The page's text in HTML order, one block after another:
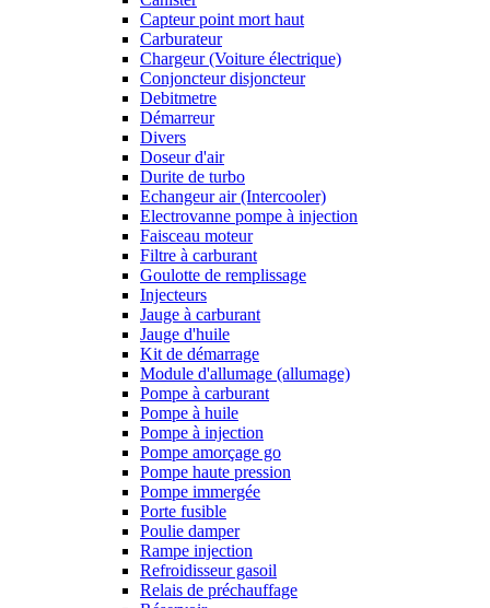
Capteur point mort haut
Carburateur
Chargeur (Voiture électrique)
Conjoncteur disjoncteur
Debitmetre
Démarreur
Divers
Doseur d'air
Durite de turbo
Echangeur air (Intercooler)
Electrovanne pompe à injection
Faisceau moteur
Filtre à carburant
Goulotte de remplissage
Injecteurs
Jauge à carburant
Jauge d'huile
Kit de démarrage
Module d'allumage (allumage)
Pompe à carburant
Pompe à huile
Pompe à injection
Pompe amorçage go
Pompe haute pression
Pompe immergée
Porte fusible
Poulie damper
Rampe injection
Refroidisseur gasoil
Relais de préchauffage